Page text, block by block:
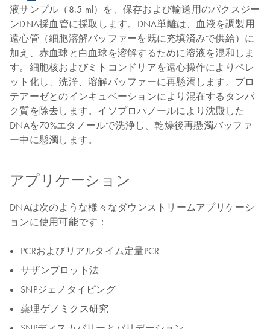
液サンプル（8.5 ml）を、保存および輸送用のパクスジー
ンDNA採血管に採取します。DNA単離は、血液を調製用
遠心管（細胞溶解バッファーを既に充填済みで供給）に
加え、赤血球と白血球を溶解するために溶液を混和しま
す。細胞核およびミトコンドリアを遠心操作によりペレ
ット化し、洗浄、溶解バッファーに再懸濁します。プロ
テアーゼとのインキュベーションにより混在するタンパ
ク質を除去します。イソプロパノールにより沈殿した
DNAを70%エタノールで洗浄し、乾燥後再懸濁バッファ
ー中に懸濁します。
アプリケーション
DNAは次のような様々なダウンストリームアプリケーシ
ョンに使用可能です：
PCRおよびリアルタイム定量PCR
サザンブロット法
SNPジェノタイピング
薬理ゲノミクス研究